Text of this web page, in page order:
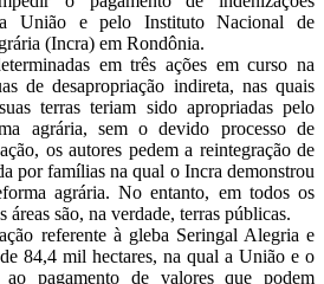
União e pelo Instituto Nacional de
(Incra) em Rondônia.
em três ações em curso na
de desapropriação indireta, nas quais
terras teriam sido apropriadas pelo
agrária, sem o devido processo de
os autores pedem a reintegração de
por famílias na qual o Incra demonstrou
agrária. No entanto, em todos os
áreas são, na verdade, terras públicas.
referente à gleba Seringal Alegria e
84,4 mil hectares, na qual a União e o
ao pagamento de valores que podem